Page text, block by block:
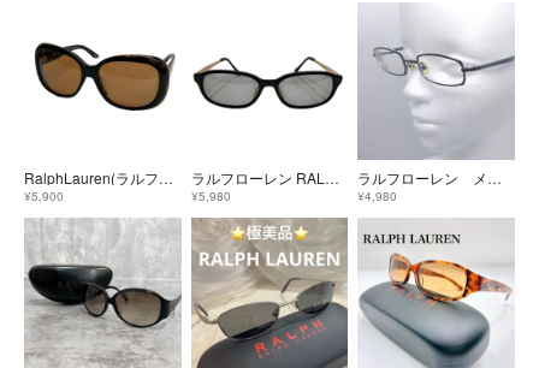
RalphLauren(ラルフローレン) サングラス - RL8087-A ブラウン×ダークブラウン
¥5,900
ラルフローレン RALPH LAUREN RL WS-63 037 サングラス ユニセックス 送料無料 【中古】
¥5,980
ラルフローレン メガネ 度入り メガネフレーム ケース、箱付き
¥4,980